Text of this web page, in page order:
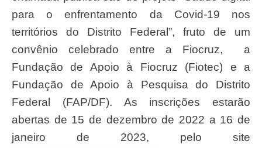
para o enfrentamento da Covid-19 nos
territórios do Distrito Federal”, fruto de um
convênio celebrado entre a Fiocruz, a
Fundação de Apoio à Fiocruz (Fiotec) e a
Fundação de Apoio à Pesquisa do Distrito
Federal (FAP/DF). As inscrições estarão
abertas de 15 de dezembro de 2022 a 16 de
janeiro de 2023, pelo site